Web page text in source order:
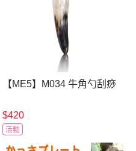
【ME5】M034 牛角勺刮痧
$420
活動